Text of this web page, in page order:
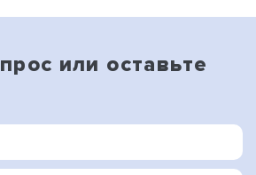
или оставьте